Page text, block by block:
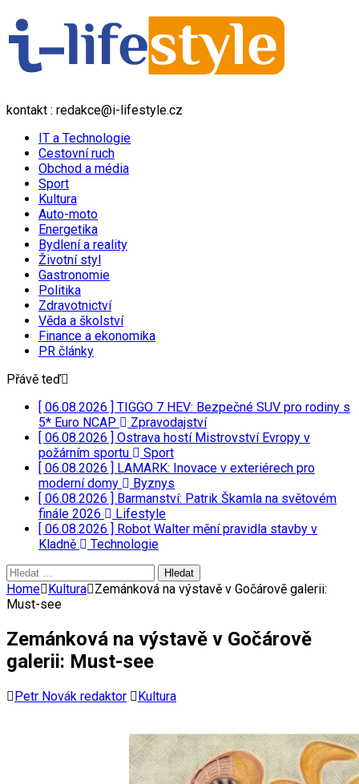
kontakt : redakce@i-lifestyle.cz
IT a Technologie
Cestovní ruch
Obchod a média
Sport
Kultura
Auto-moto
Energetika
Bydlení a reality
Životní styl
Gastronomie
Politika
Zdravotnictví
Věda a školství
Finance a ekonomika
PR články
Přávě teď
[ 06.08.2026 ] TIGGO 7 HEV: Bezpečné SUV pro rodiny s
5* Euro NCAP
Zpravodajství
[ 06.08.2026 ] Ostrava hostí Mistrovství Evropy v
požárním sportu
Sport
[ 06.08.2026 ] LAMARK: Inovace v exteriérech pro
moderní domy
Byznys
[ 06.08.2026 ] Barmanství: Patrik Škamla na světovém
finále 2026
Lifestyle
[ 06.08.2026 ] Robot Walter mění pravidla stavby v
Kladně
Technologie
Vyhledávání
Home Kultura Zemánková na výstavě v Gočárově galerii:
Must-see
Zemánková na výstavě v Gočárově
galerii: Must-see
Petr Novák redaktor Kultura